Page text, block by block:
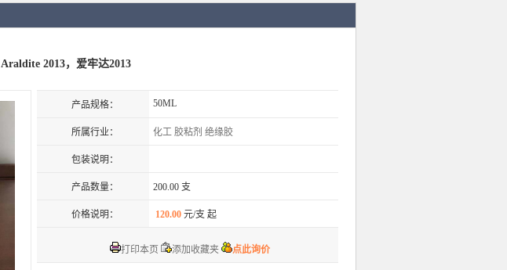
Araldite 2013，爱牢达2013
产品规格： 50ML
所属行业： 化工 胶粘剂 绝缘胶
包装说明：
产品数量： 200.00 支
价格说明： 120.00 元/支 起
打印本页 添加收藏夹 点此询价